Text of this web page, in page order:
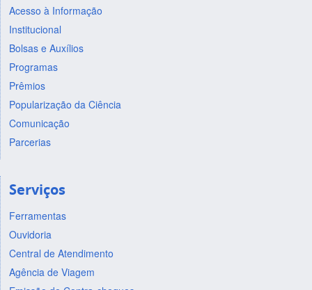
Acesso à Informação
Institucional
Bolsas e Auxílios
Programas
Prêmios
Popularização da Ciência
Comunicação
Parcerias
Serviços
Ferramentas
Ouvidoria
Central de Atendimento
Agência de Viagem